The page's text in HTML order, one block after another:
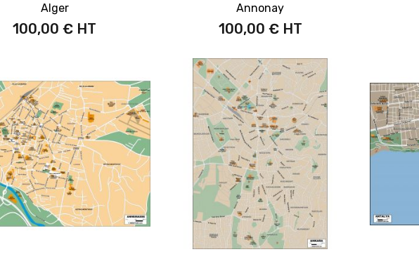
Alger
100,00 €
Annonay
100,00 €